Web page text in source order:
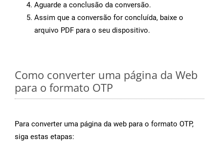
Aguarde a conclusão da conversão.
Assim que a conversão for concluída, baixe o
arquivo PDF para o seu dispositivo.
Como converter uma página da Web
para o formato OTP
Para converter uma página da web para o formato OTP,
siga estas etapas: